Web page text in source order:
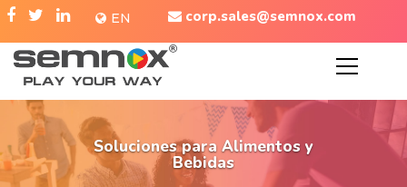
corp.sales@semnox.com
EN
Soluciones para Alimentos y
Bebidas